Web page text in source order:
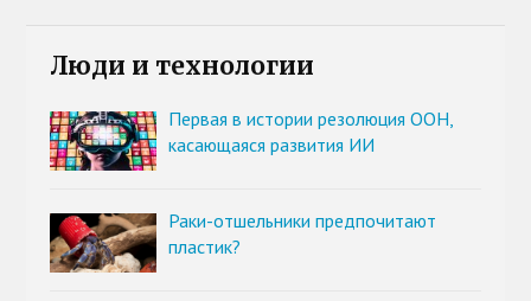
Люди и технологии
Первая в истории резолюция ООН,
касающаяся развития ИИ
Раки-отшельники предпочитают
пластик?